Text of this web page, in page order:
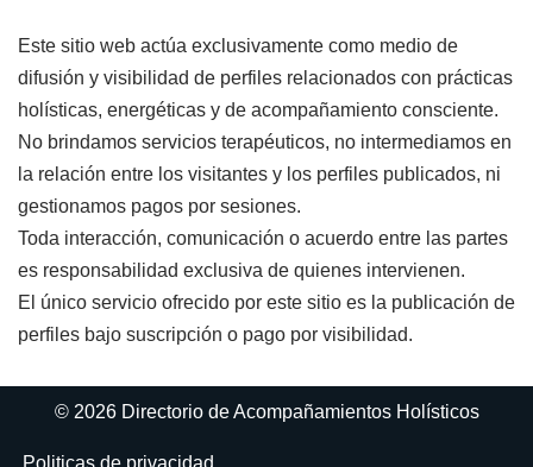
Este sitio web actúa exclusivamente como medio de
difusión y visibilidad de perfiles relacionados con prácticas
holísticas, energéticas y de acompañamiento consciente.
No brindamos servicios terapéuticos, no intermediamos en
la relación entre los visitantes y los perfiles publicados, ni
gestionamos pagos por sesiones.
Toda interacción, comunicación o acuerdo entre las partes
es responsabilidad exclusiva de quienes intervienen.
El único servicio ofrecido por este sitio es la publicación de
perfiles bajo suscripción o pago por visibilidad.
© 2026 Directorio de Acompañamientos Holísticos
Politicas de privacidad